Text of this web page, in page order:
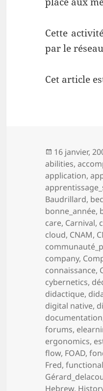
Cette
par le
Cet article
Publié
le
16 janvier,
abilities,
application,
Baudrillard,
bonne_année,
care, Carnival,
cloud, CNAM,
company,
connaissance,
cybernetics,
didactique,
digital native,
documentation
forums,
ergonomics,
flow, FOAD,
Fred,
Hebrew,